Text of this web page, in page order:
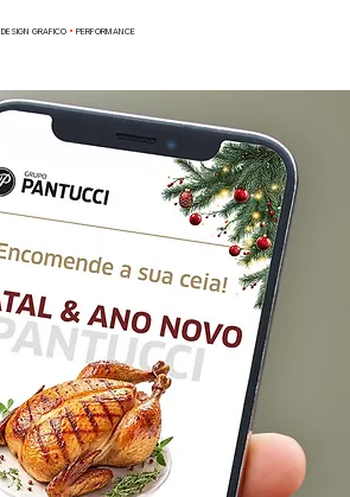
DESIGN GRAFICO • PERFORMANCE